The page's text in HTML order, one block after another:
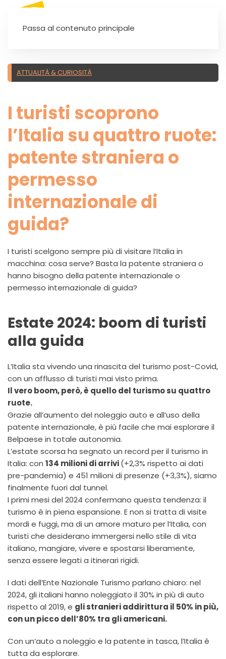
Passa al contenuto principale
ATTUALITÀ & CURIOSITÀ
I turisti scoprono
l’Italia su quattro ruote:
patente straniera o
permesso
internazionale di
guida?
I turisti scelgono sempre più di visitare l’Italia in
macchina: cosa serve? Basta la patente straniera o
hanno bisogno della patente internazionale o
permesso internazionale di guida?
Estate 2024: boom di turisti
alla guida
L’Italia sta vivendo una rinascita del turismo post-Covid,
con un afflusso di turisti mai visto prima.
Il vero boom, però, è quello del turismo su quattro
ruote.
Grazie all’aumento del noleggio auto e all’uso della
patente internazionale, è più facile che mai esplorare il
Belpaese in totale autonomia.
L’estate scorsa ha segnato un record per il turismo in
Italia: con 134 milioni di arrivi(+2,3% rispetto ai dati
pre-pandemia) e 451 milioni di presenze (+3,3%), siamo
finalmente fuori dal tunnel.
I primi mesi del 2024 confermano questa tendenza: il
turismo è in piena espansione. E non si tratta di visite
mordi e fuggi, ma di un amore maturo per l’Italia, con
turisti che desiderano immergersi nello stile di vita
italiano, mangiare, vivere e spostarsi liberamente,
senza essere legati a itinerari rigidi.
I dati dell’Ente Nazionale Turismo parlano chiaro: nel
2024, gli italiani hanno noleggiato il 30% in più di auto
rispetto al 2019, e gli stranieri addirittura il 50% in più,
con un picco dell’80% tra gli americani.
Con un’auto a noleggio e la patente in tasca, l’Italia è
tutta da esplorare.